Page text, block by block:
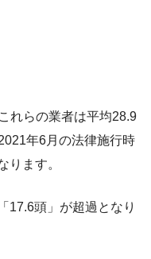
れらの業者は平均28.9
年6月の法律施行時
ります。
17.6頭」が超過となり